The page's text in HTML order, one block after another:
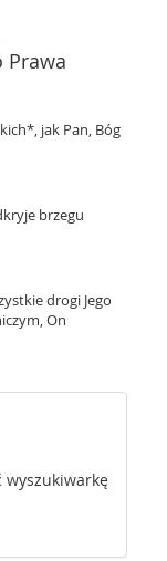
Prawa
jak Pan, Bóg
brzegu
drogi Jego
On
wyszukiwarkę